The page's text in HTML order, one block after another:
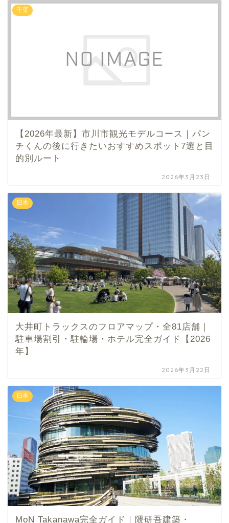
千葉
【2026年最新】市川市観光モデルコース｜パン
チくんの後に行きたいおすすめスポット7選と目
的別ルート
2026年3月23日
日本
大井町トラックスのフロアマップ・全81店舗｜
駐車場割引・駐輪場・ホテル完全ガイド【2026
年】
2026年3月22日
日本
MoN Takanawa完全ガイド｜隈研吾建築・